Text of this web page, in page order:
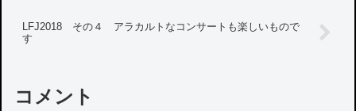
LFJ2018 その４ アラカルトなコンサートも楽しいもので
す
コメント